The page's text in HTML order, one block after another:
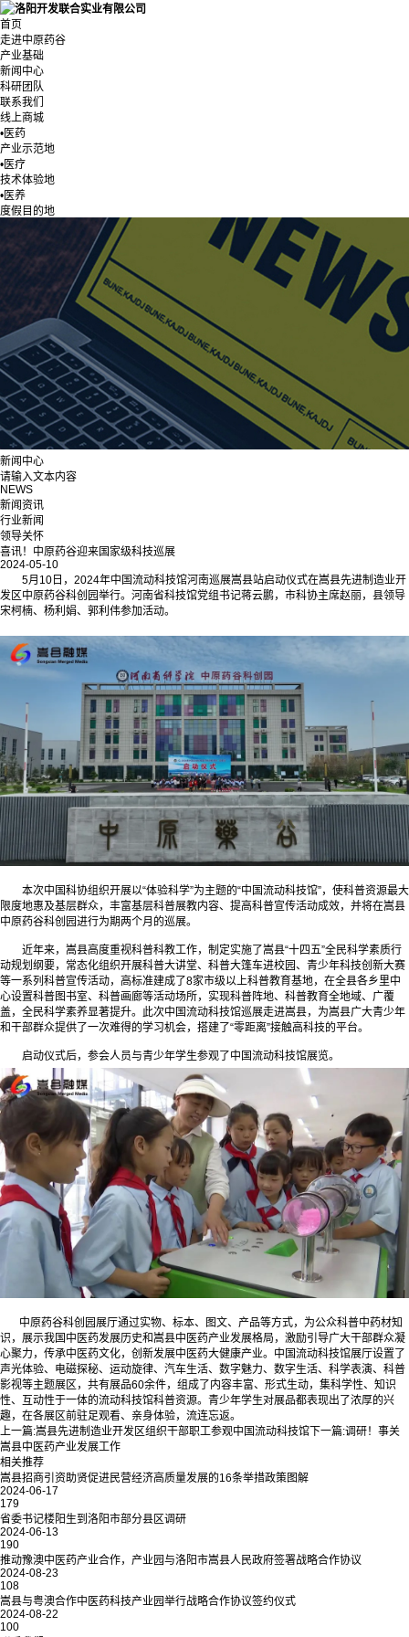
首页
走进中原药谷
产业基础
新闻中心
科研团队
联系我们
线上商城
•医药
产业示范地
•医疗
技术体验地
•医养
度假目的地
新闻中心
请输入文本内容
NEWS
新闻资讯
行业新闻
领导关怀
喜讯！中原药谷迎来国家级科技巡展
2024-05-10
5月10日，2024年中国流动科技馆河南巡展嵩县站启动仪式在嵩县先进制造业开
发区中原药谷科创园举行。河南省科技馆党组书记蒋云鹏，市科协主席赵丽，县领导
宋柯楠、杨利娟、郭利伟参加活动。
本次中国科协组织开展以“体验科学”为主题的“中国流动科技馆”，使科普资源最大
限度地惠及基层群众，丰富基层科普展教内容、提高科普宣传活动成效，并将在嵩县
中原药谷科创园进行为期两个月的巡展。
近年来，嵩县高度重视科普科教工作，制定实施了嵩县“十四五”全民科学素质行
动规划纲要，常态化组织开展科普大讲堂、科普大篷车进校园、青少年科技创新大赛
等一系列科普宣传活动，高标准建成了8家市级以上科普教育基地，在全县各乡里中
心设置科普图书室、科普画廊等活动场所，实现科普阵地、科普教育全地域、广覆
盖，全民科学素养显著提升。此次中国流动科技馆巡展走进嵩县，为嵩县广大青少年
和干部群众提供了一次难得的学习机会，搭建了“零距离”接触高科技的平台。
启动仪式后，参会人员与青少年学生参观了中国流动科技馆展览。
中原药谷科创园展厅通过实物、标本、图文、产品等方式，为公众科普中药材知
识，展示我国中医药发展历史和嵩县中医药产业发展格局，激励引导广大干部群众凝
心聚力，传承中医药文化，创新发展中医药大健康产业。中国流动科技馆展厅设置了
声光体验、电磁探秘、运动旋律、汽车生活、数字魅力、数字生活、科学表演、科普
影视等主题展区，共有展品60余件，组成了内容丰富、形式生动，集科学性、知识
性、互动性于一体的流动科技馆科普资源。青少年学生对展品都表现出了浓厚的兴
趣，在各展区前驻足观看、亲身体验，流连忘返。
上一篇:嵩县先进制造业开发区组织干部职工参观中国流动科技馆 下一篇:调研！事关
嵩县中医药产业发展工作
相关推荐
嵩县招商引资助贤促进民营经济高质量发展的16条举措政策图解
2024-06-17
179
省委书记楼阳生到洛阳市部分县区调研
2024-06-13
190
推动豫澳中医药产业合作，产业园与洛阳市嵩县人民政府签署战略合作协议
2024-08-23
108
嵩县与粤澳合作中医药科技产业园举行战略合作协议签约仪式
2024-08-22
100